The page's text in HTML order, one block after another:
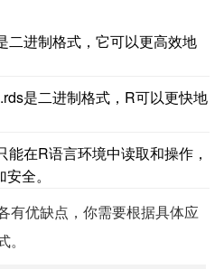
二进制格式，它可以更高效地
是二进制格式，R可以更快地
在R语言环境中读取和操作，
全。
有优缺点，你需要根据具体应